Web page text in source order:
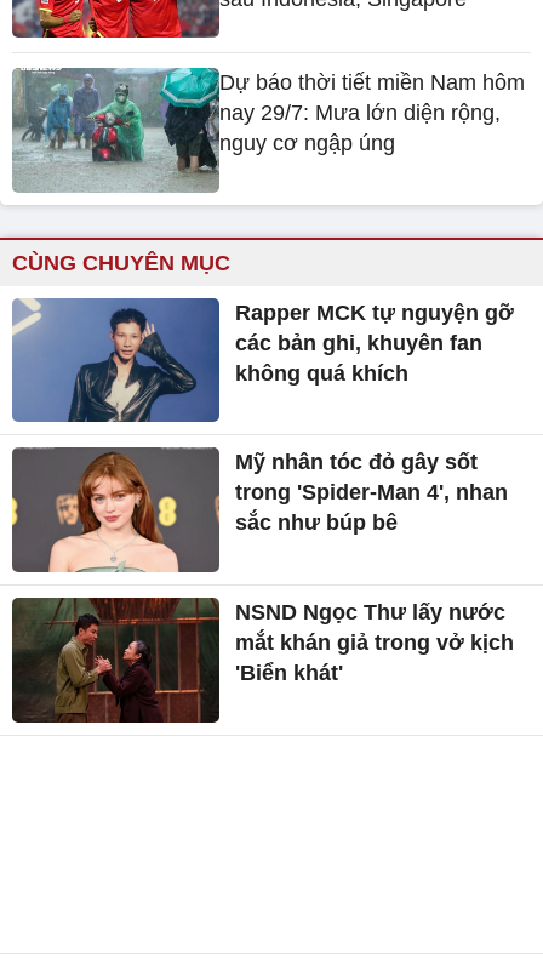
Dự báo thời tiết miền Nam hôm
nay 29/7: Mưa lớn diện rộng,
nguy cơ ngập úng
CÙNG CHUYÊN MỤC
Rapper MCK tự nguyện gỡ
các bản ghi, khuyên fan
không quá khích
Mỹ nhân tóc đỏ gây sốt
trong 'Spider-Man 4', nhan
sắc như búp bê
NSND Ngọc Thư lấy nước
mắt khán giả trong vở kịch
'Biển khát'